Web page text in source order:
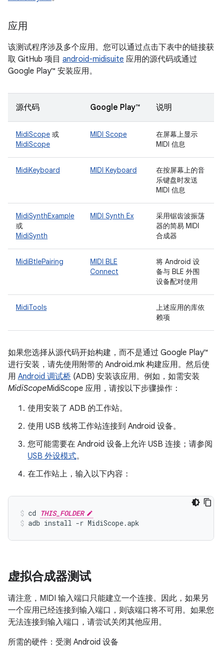
应用
该测试程序涉及多个应用。您可以通过点击下表中的链接获
取 GitHub 项目 android-midisuite 应用的源代码或通过
Google Play™ 安装应用。
源代码 Google Play™ 说明
MidiScope 或
MidiScope
MIDI Scope
在屏幕上显示
MIDI 信息
MidiKeyboard MIDI Keyboard
在按屏幕上的音
乐键盘时发送
MIDI 信息
MidiSynthExample
或
MidiSynth
MIDI Synth Ex
采用锯齿波振荡
器的简易 MIDI
合成器
MidiBtlePairing
MIDI BLE
Connect
将 Android 设
备与 BLE 外围
设备配对使用
MidiTools
上述应用的库依
赖项
如果您选择从源代码开始构建，而不是通过 Google Play™
进行安装，请先使用附带的 Android.mk 构建应用。然后使
用 Android 调试桥 (ADB) 安装该应用。例如，如需安装
MidiScopeMidiScope 应用，请按以下步骤操作：
使用安装了 ADB 的工作站。
使用 USB 线将工作站连接到 Android 设备。
您可能需要在 Android 设备上允许 USB 连接；请参阅
USB 外设模式。
在工作站上，输入以下内容：
cd THIS_FOLDER
adb install -r MidiScope.apk
虚拟合成器测试
请注意，MIDI 输入端口只能建立一个连接。因此，如果另
一个应用已经连接到输入端口，则该端口将不可用。如果您
无法连接到输入端口，请尝试关闭其他应用。
所需的硬件：受测 Android 设备